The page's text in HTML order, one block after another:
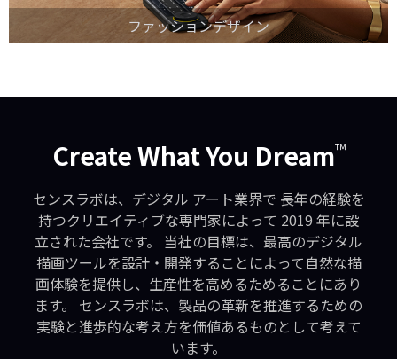
ファッションデザイン
Create What You Dream™
センスラボは、デジタル アート業界で 長年の経験を
持つクリエイティブな専門家によって 2019 年に設
立された会社です。 当社の目標は、最高のデジタル
描画ツールを設計・開発することによって自然な描
画体験を提供し、生産性を高めるためることにあり
ます。 センスラボは、製品の革新を推進するための
実験と進歩的な考え方を価値あるものとして考えて
います。